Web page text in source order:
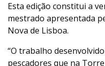
Esta edição constitui a
mestrado apresentada
Nova de Lisboa.
“O trabalho
pescadores que na